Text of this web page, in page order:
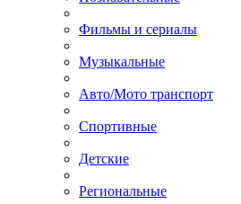
Фильмы и сериалы
Музыкальные
Авто/Мото транспорт
Спортивные
Детские
Региональные